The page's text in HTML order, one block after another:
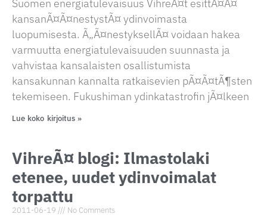
Suomen energiatulevaisuus VihreÃ¤t esittÃ¤Ã¤
kansanÃ¤Ã¤nestystÃ¤ ydinvoimasta
luopumisesta. Ã„Ã¤nestyksellÃ¤ voidaan hakea
varmuutta energiatulevaisuuden suunnasta ja
vahvistaa kansalaisten osallistumista
kansakunnan kannalta ratkaisevien pÃ¤Ã¤tÃ¶sten
tekemiseen. Fukushiman ydinkatastrofin jÃ¤lkeen
Lue koko kirjoitus »
VihreÃ¤ blogi: Ilmastolaki
etenee, uudet ydinvoimalat
torpattu
2011-06-19 No Comments